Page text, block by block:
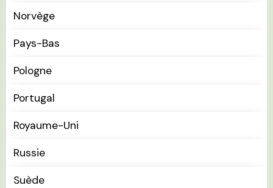
Norvège
Pays-Bas
Pologne
Portugal
Royaume-Uni
Russie
Suède